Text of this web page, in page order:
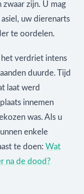
zijn. U mag
uw dierenarts
te oordelen.
verdriet intens
duurde. Tijd
laat werd
innemen
was. Als u
enkele
te doen: Wat
na de dood?